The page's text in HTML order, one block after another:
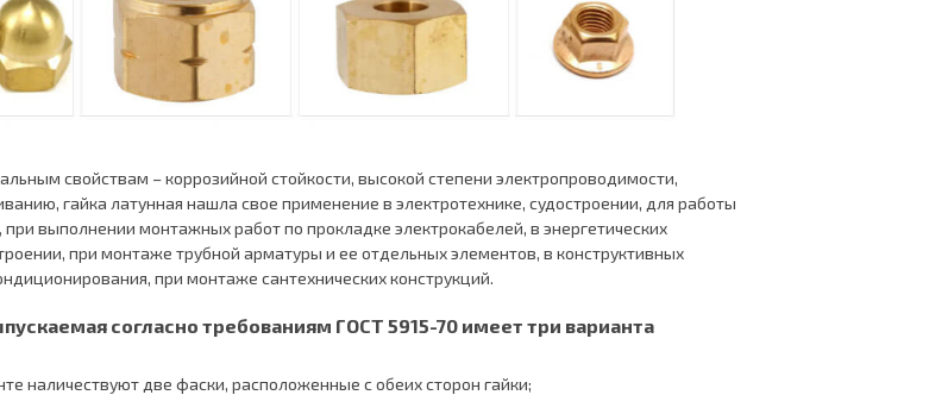
свойствам – коррозийной стойкости, высокой степени электропроводимости,
гайка латунная нашла свое применение в электротехнике, судостроении, для работы
при выполнении монтажных работ по прокладке электрокабелей, в энергетических
при монтаже трубной арматуры и ее отдельных элементов, в конструктивных
при монтаже сантехнических конструкций.
согласно требованиям ГОСТ 5915-70 имеет три варианта
наличествуют две фаски, расположенные с обеих сторон гайки;